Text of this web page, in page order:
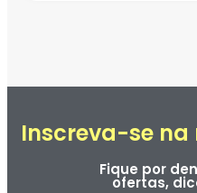
Inscreva-se na
Fique por
ofertas,